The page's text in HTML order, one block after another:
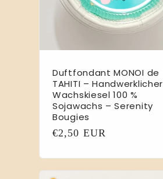
Duftfondant MONOI de
TAHITI – Handwerklicher
Wachskiesel 100 %
Sojawachs – Serenity
Bougies
Normaler
€2,50 EUR